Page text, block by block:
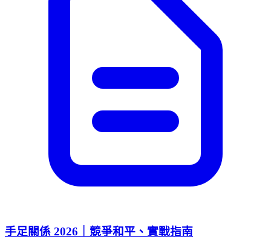
手足關係 2026｜競爭和平、實戰指南